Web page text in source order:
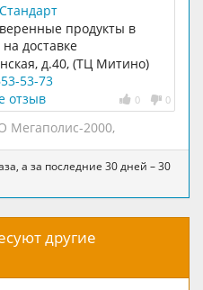
продукты в
доставке
д.40, (ТЦ Митино)
53-73
0 0
отзыв
Мегаполис-2000,
а за последние 30 дней – 30
другие